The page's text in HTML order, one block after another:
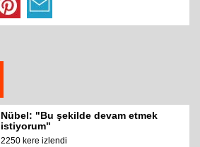
Nübel: "Bu şekilde devam etmek
istiyorum"
2250 kere izlendi